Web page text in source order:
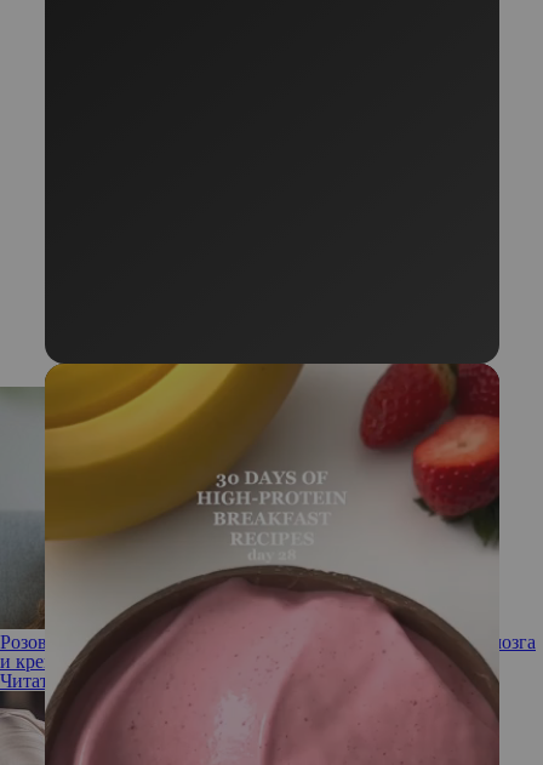
Розовый и другие шумы: какие звуки нужны для здоровья мозга
и крепкого сна
Читать полностью